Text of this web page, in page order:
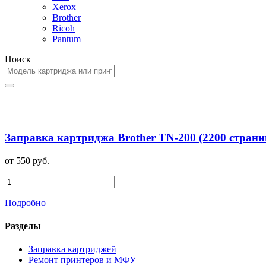
Xerox
Brother
Ricoh
Pantum
Поиск
Заправка картриджа Brother TN-200 (2200
от 550 руб.
Подробно
Разделы
Заправка картриджей
Ремонт принтеров и МФУ